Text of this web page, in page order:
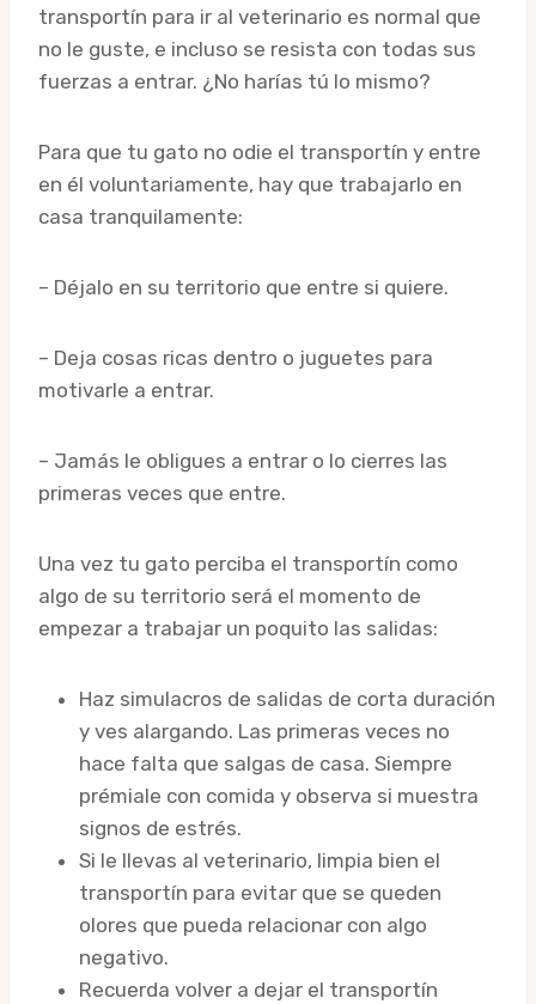
transportín para ir al veterinario es normal que
no le guste, e incluso se resista con todas sus
fuerzas a entrar. ¿No harías tú lo mismo?
Para que tu gato no odie el transportín y entre
en él voluntariamente, hay que trabajarlo en
casa tranquilamente:
– Déjalo en su territorio que entre si quiere.
– Deja cosas ricas dentro o juguetes para
motivarle a entrar.
– Jamás le obligues a entrar o lo cierres las
primeras veces que entre.
Una vez tu gato perciba el transportín como
algo de su territorio será el momento de
empezar a trabajar un poquito las salidas:
Haz simulacros de salidas de corta duración
y ves alargando. Las primeras veces no
hace falta que salgas de casa. Siempre
prémiale con comida y observa si muestra
signos de estrés.
Si le llevas al veterinario, limpia bien el
transportín para evitar que se queden
olores que pueda relacionar con algo
negativo.
Recuerda volver a dejar el transportín